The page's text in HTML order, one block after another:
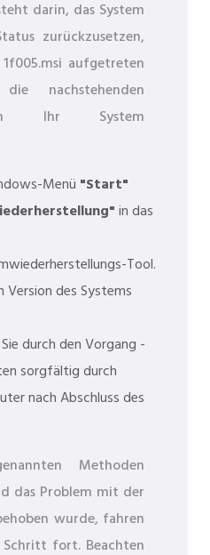
darin, das System
zurückzusetzen,
aufgetreten
nachstehenden
Ihr System
Menü "Start"
in das
Tool.
Version des Systems
durch den Vorgang -
sorgfältig durch
nach Abschluss des
Methoden
das Problem mit der
wurde, fahren
fort. Beachten